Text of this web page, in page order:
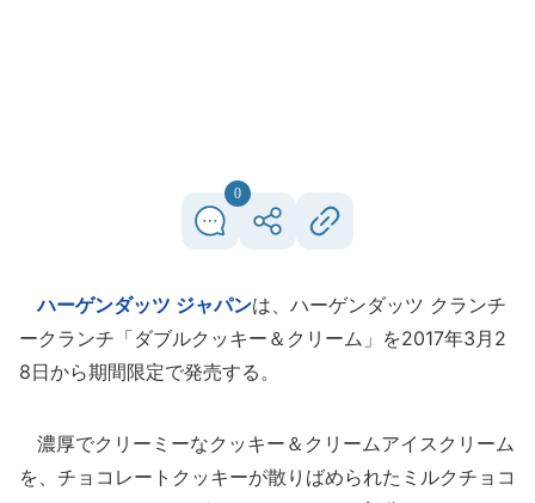
0
ハーゲンダッツ ジャパンは、ハーゲンダッツ クランチ
ークランチ「ダブルクッキー＆クリーム」を2017年3月2
8日から期間限定で発売する。
濃厚でクリーミーなクッキー＆クリームアイスクリーム
を、チョコレートクッキーが散りばめられたミルクチョコ